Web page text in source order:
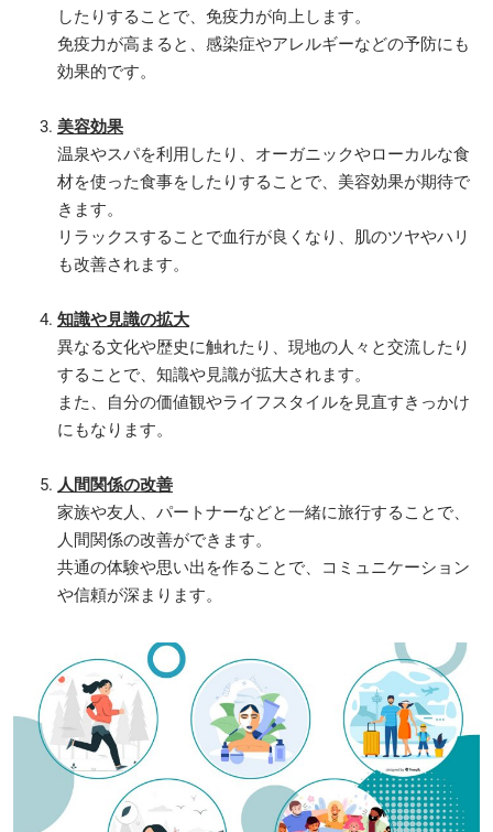
したりすることで、免疫力が向上します。
免疫力が高まると、感染症やアレルギーなどの予防にも
効果的です。
美容効果
温泉やスパを利用したり、オーガニックやローカルな食
材を使った食事をしたりすることで、美容効果が期待で
きます。
リラックスすることで血行が良くなり、肌のツヤやハリ
も改善されます。
知識や見識の拡大
異なる文化や歴史に触れたり、現地の人々と交流したり
することで、知識や見識が拡大されます。
また、自分の価値観やライフスタイルを見直すきっかけ
にもなります。
人間関係の改善
家族や友人、パートナーなどと一緒に旅行することで、
人間関係の改善ができます。
共通の体験や思い出を作ることで、コミュニケーション
や信頼が深まります。